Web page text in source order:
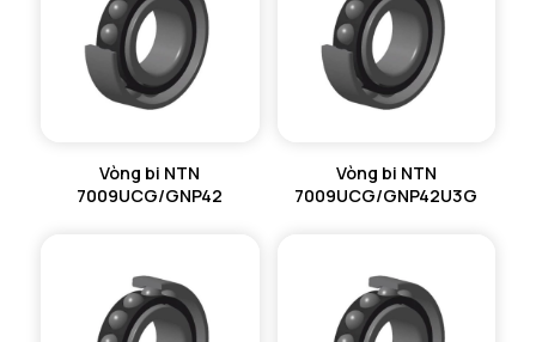
Vòng bi NTN
7009UCG/GNP42
Vòng bi NTN
7009UCG/GNP42U3G